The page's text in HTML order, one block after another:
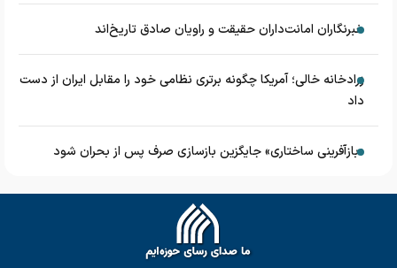
خبرنگاران امانت‌داران حقیقت و راویان صادق تاریخ‌اند
زرادخانه‌ خالی؛ آمریکا چگونه برتری نظامی خود را مقابل ایران از دست
داد
«بازآفرینی ساختاری» جایگزین بازسازی صرف پس از بحران شود